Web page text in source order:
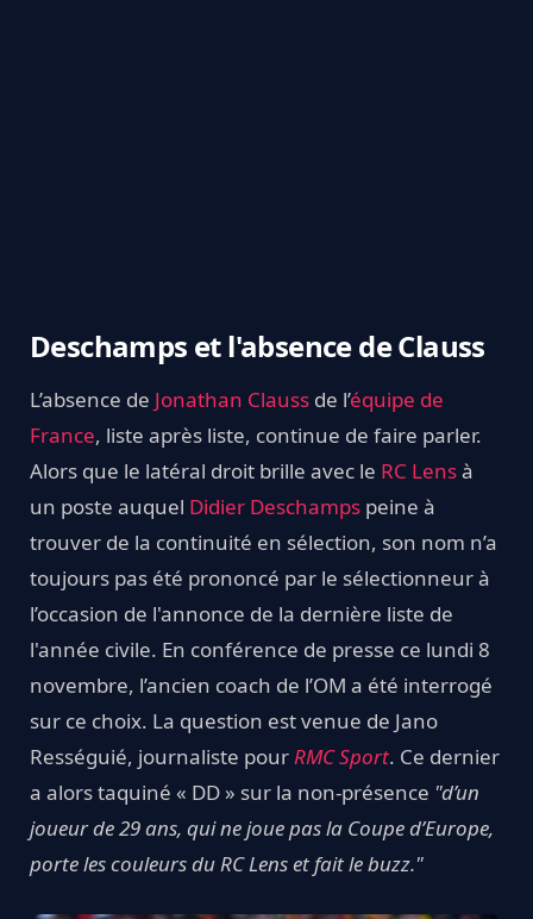
Deschamps et l'absence de Clauss
L’absence de Jonathan Clauss de l’équipe de
France, liste après liste, continue de faire parler.
Alors que le latéral droit brille avec le RC Lensà
un poste auquel Didier Deschamps peine à
trouver de la continuité en sélection, son nom n’a
toujours pas été prononcé par le sélectionneur à
l’occasion de l'annonce de la dernière liste de
l'année civile. En conférence de presse ce lundi 8
novembre, l’ancien coach de l’OM a été interrogé
sur ce choix. La question est venue de Jano
Rességuié, journaliste pourRMC Sport. Ce dernier
a alors taquiné « DD » sur la non-présence "d’un
joueur de 29 ans, qui ne joue pas la Coupe d’Europe,
porte les couleurs du RC Lens et fait le buzz."